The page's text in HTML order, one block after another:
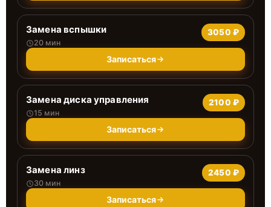
Замена вспышки
20 мин
3050 ₽
Записаться
Замена диска управления
15 мин
2100 ₽
Записаться
Замена линз
30 мин
2450 ₽
Записаться